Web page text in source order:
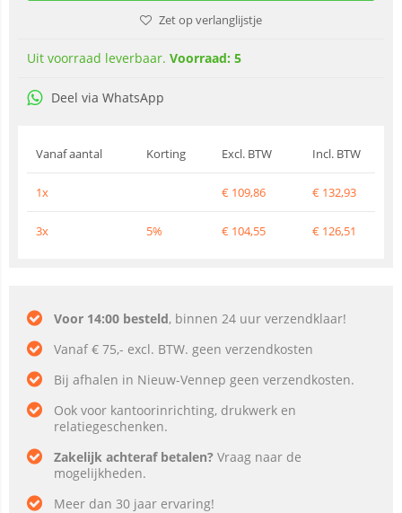
Zet op verlanglijstje
Uit voorraad leverbaar. Voorraad: 5
Deel via WhatsApp
Vanaf aantal Korting Excl. BTW Incl. BTW
1x € 109,86 € 132,93
3x 5% € 104,55 € 126,51
Voor 14:00 besteld, binnen 24 uur verzendklaar!
Vanaf € 75,- excl. BTW. geen verzendkosten
Bij afhalen in Nieuw-Vennep geen verzendkosten.
Ook voor kantoorinrichting, drukwerk en
relatiegeschenken.
Zakelijk achteraf betalen? Vraag naar de
mogelijkheden.
Meer dan 30 jaar ervaring!